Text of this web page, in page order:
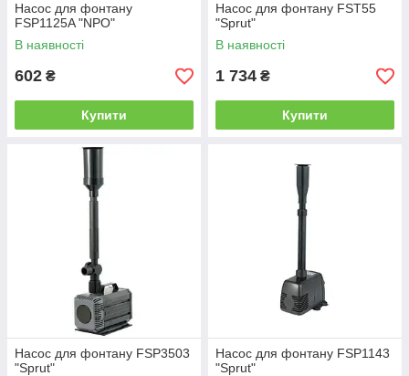
Насос для фонтану
FSP1125A "NPO"
В наявності
602 ₴
Купити
Насос для фонтану FST55
"Sprut"
В наявності
1 734 ₴
Купити
Насос для фонтану FSP3503
"Sprut"
Насос для фонтану FSP1143
"Sprut"